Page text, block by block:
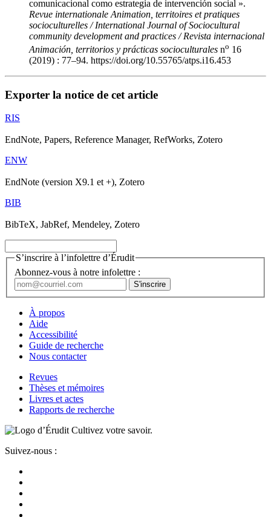
comunicacional como estrategia de intervención social ».
Revue internationale Animation, territoires et pratiques
socioculturelles / International Journal of Sociocultural
community development and practices / Revista internacional
Animación, territorios y prácticas socioculturales no 16
(2019) : 77–94. https://doi.org/10.55765/atps.i16.453
Exporter la notice de cet article
RIS
EndNote, Papers, Reference Manager, RefWorks, Zotero
ENW
EndNote (version X9.1 et +), Zotero
BIB
BibTeX, JabRef, Mendeley, Zotero
S’inscrire à l’infolettre d’Érudit
Abonnez-vous à notre infolettre :
À propos
Aide
Accessibilité
Guide de recherche
Nous contacter
Revues
Thèses et mémoires
Livres et actes
Rapports de recherche
Cultivez votre savoir.
Suivez-nous :